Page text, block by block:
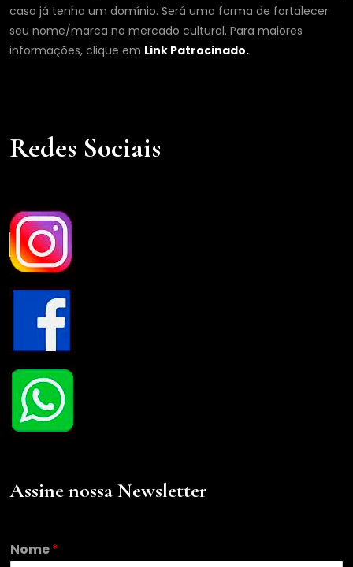
caso já tenha um domínio. Será uma forma de fortalecer
seu nome/marca no mercado cultural. Para maiores
informações, clique em Link Patrocinado.
Redes Sociais
Assine nossa Newsletter
*
E
Nome*